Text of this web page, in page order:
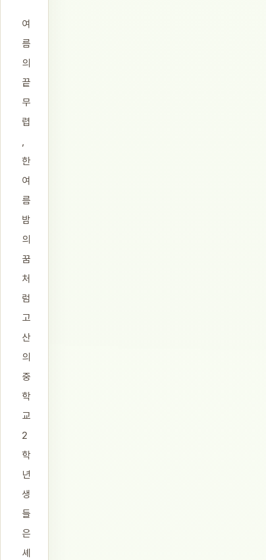
여
름
의
끝
무
렵
,
한
여
름
밤
의
꿈
처
럼
고
산
의
중
학
교
2
학
년
생
들
은
셰